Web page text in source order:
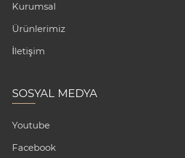
Kurumsal
Ürünlerimiz
İletişim
SOSYAL MEDYA
Youtube
Facebook